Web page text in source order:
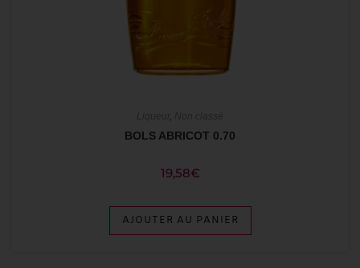
,
BOLS ABRICOT 0.70
19,58€
AJOUTER AU PANIER